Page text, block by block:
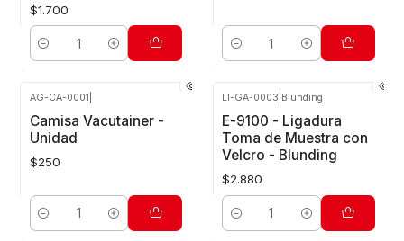
$1.700
Cantidad Cantidad
AG-CA-0001
Camisa Vacutainer -
Unidad
$250
Cantidad
LI-GA-0003 Blunding
E-9100 - Ligadura
Toma de Muestra con
Velcro - Blunding
$2.880
Cantidad